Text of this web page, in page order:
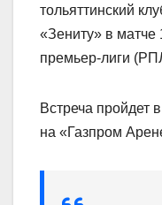
тольяттинский
«Зениту» в матче
премьер‑лиги
Встреча пройдет
на «Газпром